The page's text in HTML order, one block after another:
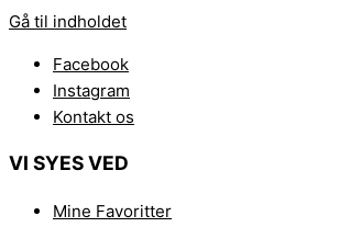
Gå til indholdet
Facebook
Instagram
Kontakt os
VI SYES VED
Mine Favoritter